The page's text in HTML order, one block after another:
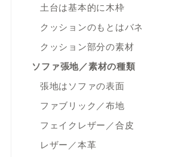
土台は基本的に木枠
クッションのもとはバネ
クッション部分の素材
ソファ張地／素材の種類
張地はソファの表面
ファブリック／布地
フェイクレザー／合皮
レザー／本革